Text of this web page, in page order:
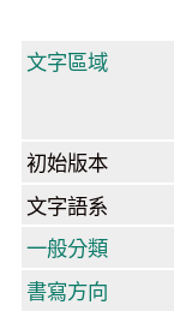
文字區域
初始版本
文字語系
一般分類
書寫方向